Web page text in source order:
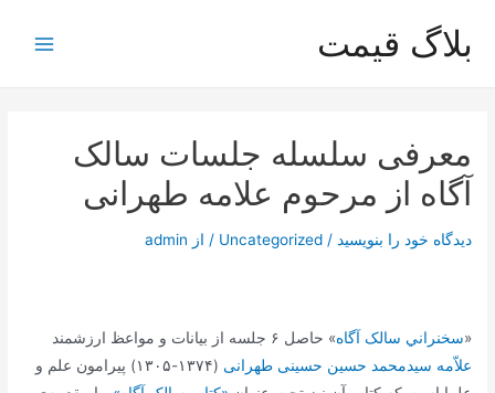
محتوا
بلاگ قیمت
معرفی سلسله جلسات سالک
آگاه از مرحوم علامه طهرانی
دیدگاه‌ خود را بنویسید /
Uncategorized / از admin
«سخنراني سالک آگاه» حاصل ۶ جلسه از بیانات و مواعظ ارزشمند
علاّمه سیدمحمد حسین حسینی طهرانی
(۱۳۷۴-۱۳۰۵) پیرامون علم و